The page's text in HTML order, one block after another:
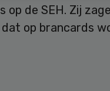
op de SEH. Zij
dat op brancards